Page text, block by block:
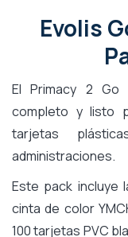
Evolis
El Primacy 2 Go
completo y listo
tarjetas
administraciones.
Este pack incluye
cinta de color
100 tarjetas PVC